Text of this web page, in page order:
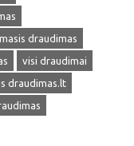
draudimas
visi draudimai
draudimas.lt